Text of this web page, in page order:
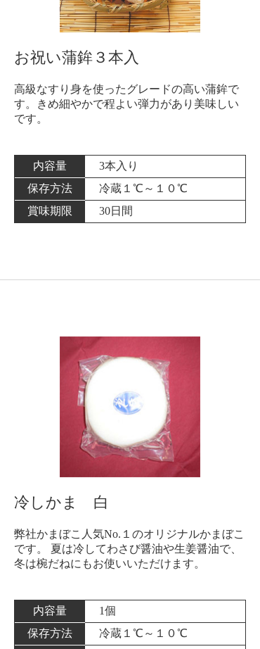
お祝い蒲鉾３本入
高級なすり身を使ったグレードの高い蒲鉾で
す。きめ細やかで程よい弾力があり美味しい
です。
内容量
3本入り
保存方法
冷蔵１℃～１０℃
賞味期限
30日間
冷しかま 白
弊社かまぼこ人気No.１のオリジナルかまぼこ
です。 夏は冷してわさび醤油や生姜醤油で、
冬は椀だねにもお使いいただけます。
内容量
1個
保存方法
冷蔵１℃～１０℃